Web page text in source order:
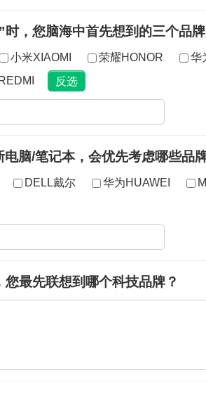
，您脑海中首先想到的三个品牌
小米XIAOMI 荣耀HONOR 华
脑/笔记本，会优先考虑哪些品
DELL戴尔 华为HUAWEI
最先联想到哪个科技品牌？